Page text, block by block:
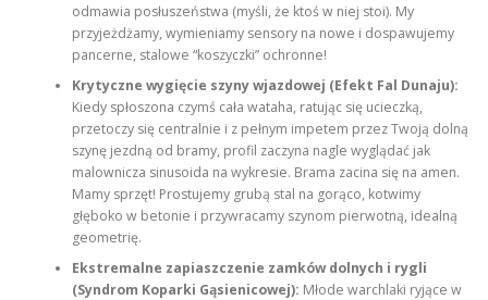
odmawia posłuszeństwa (myśli, że ktoś w niej stoi). My
przyjeżdżamy, wymieniamy sensory na nowe i dospawujemy
pancerne, stalowe “koszyczki” ochronne!
Krytyczne wygięcie szyny wjazdowej (Efekt Fal Dunaju):
Kiedy spłoszona czymś cała wataha, ratując się ucieczką,
przetoczy się centralnie i z pełnym impetem przez Twoją dolną
szynę jezdną od bramy, profil zaczyna nagle wyglądać jak
malownicza sinusoida na wykresie. Brama zacina się na amen.
Mamy sprzęt! Prostujemy grubą stal na gorąco, kotwimy
głęboko w betonie i przywracamy szynom pierwotną, idealną
geometrię.
Ekstremalne zapiaszczenie zamków dolnych i rygli
(Syndrom Koparki Gąsienicowej): Młode warchlaki ryjące w